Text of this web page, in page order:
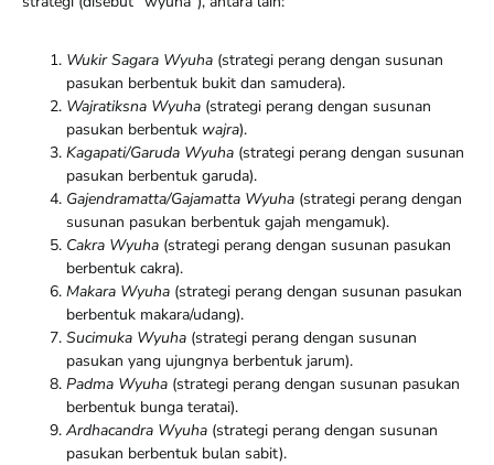
Wukir Sagara Wyuha (strategi perang dengan susunan
pasukan berbentuk bukit dan samudera).
Wajratiksna Wyuha (strategi perang dengan susunan
pasukan berbentuk wajra).
Kagapati/Garuda Wyuha (strategi perang dengan susunan
pasukan berbentuk garuda).
Gajendramatta/Gajamatta Wyuha (strategi perang dengan
susunan pasukan berbentuk gajah mengamuk).
Cakra Wyuha (strategi perang dengan susunan pasukan
berbentuk cakra).
Makara Wyuha (strategi perang dengan susunan pasukan
berbentuk makara/udang).
Sucimuka Wyuha (strategi perang dengan susunan
pasukan yang ujungnya berbentuk jarum).
Padma Wyuha (strategi perang dengan susunan pasukan
berbentuk bunga teratai).
Ardhacandra Wyuha (strategi perang dengan susunan
pasukan berbentuk bulan sabit).